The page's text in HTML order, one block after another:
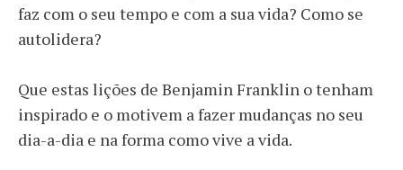
faz com o seu tempo e com a sua vida? Como se
autolidera?
Que estas lições de Benjamin Franklin o tenham
inspirado e o motivem a fazer mudanças no seu
dia-a-dia e na forma como vive a vida.